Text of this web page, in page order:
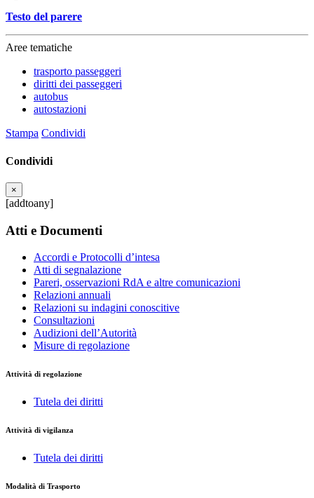
Testo del parere
Aree tematiche
trasporto passeggeri
diritti dei passeggeri
autobus
autostazioni
Stampa Condividi
Condividi
×
[addtoany]
Atti e Documenti
Accordi e Protocolli d’intesa
Atti di segnalazione
Pareri, osservazioni RdA e altre comunicazioni
Relazioni annuali
Relazioni su indagini conoscitive
Consultazioni
Audizioni dell’Autorità
Misure di regolazione
Attività di regolazione
Tutela dei diritti
Attività di vigilanza
Tutela dei diritti
Modalità di Trasporto